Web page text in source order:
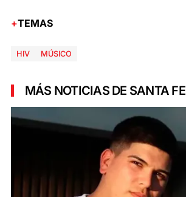
TEMAS
HIV MÚSICO
MÁS NOTICIAS DE SANTA FE